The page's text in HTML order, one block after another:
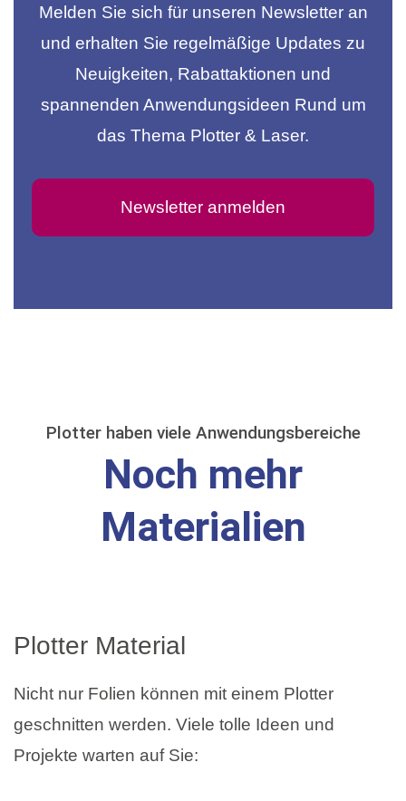
Melden Sie sich für unseren Newsletter an
und erhalten Sie regelmäßige Updates zu
Neuigkeiten, Rabattaktionen und
spannenden Anwendungsideen Rund um
das Thema Plotter & Laser.
Newsletter anmelden
Plotter haben viele Anwendungsbereiche
Noch mehr
Materialien
Plotter Material
Nicht nur Folien können mit einem Plotter
geschnitten werden. Viele tolle Ideen und
Projekte warten auf Sie: